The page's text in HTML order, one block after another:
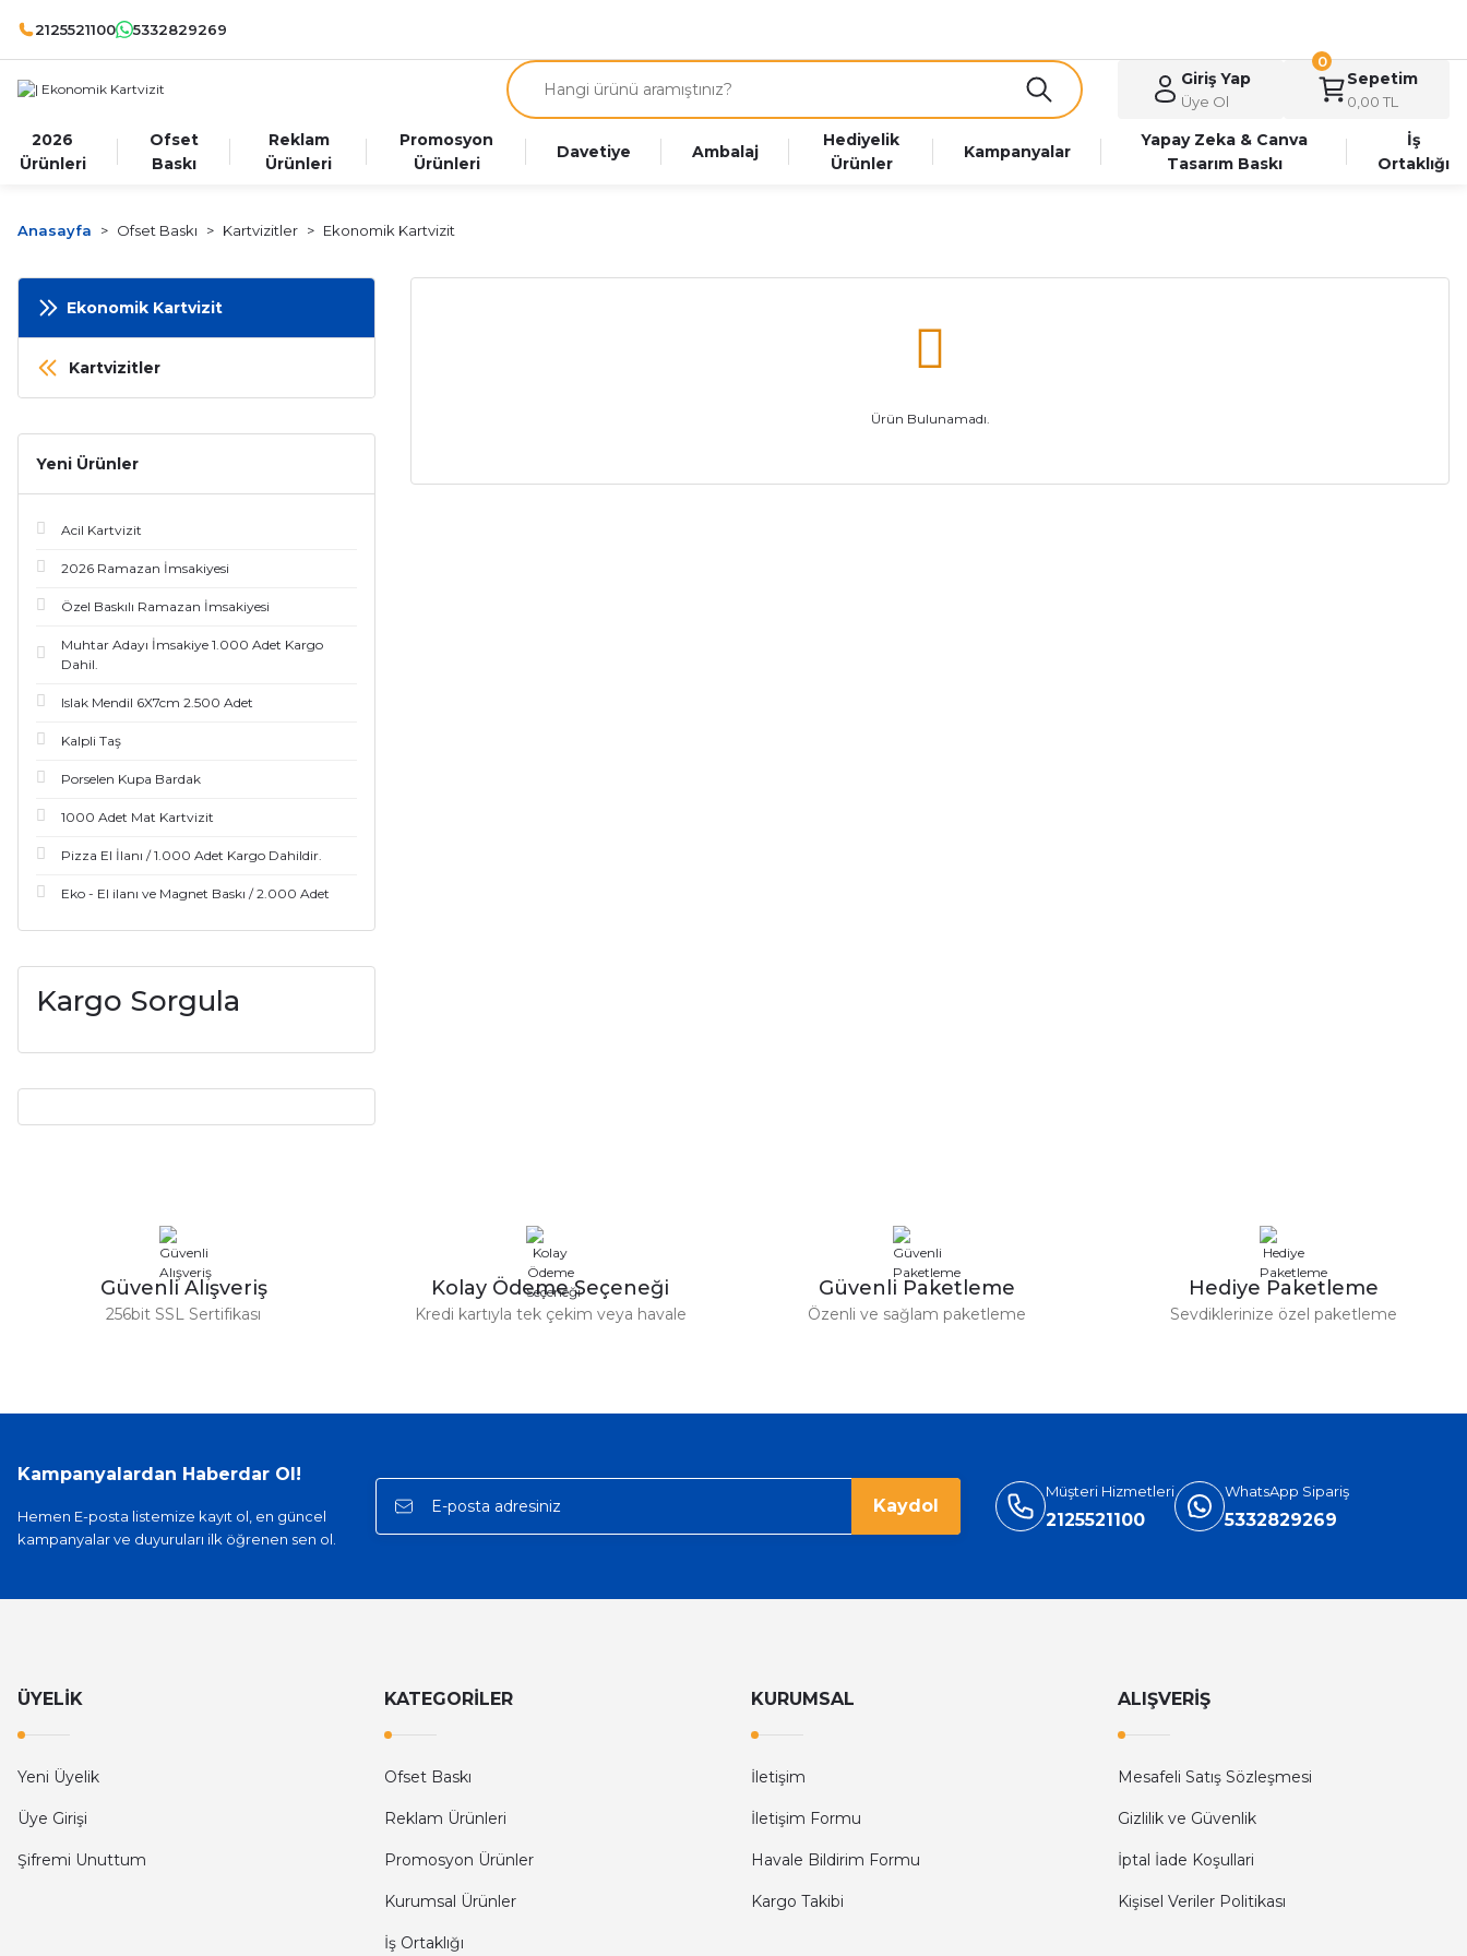
2125521100 5332829269
Giriş Yap
Üye Ol
Sepetim
0,00 TL
0
2026
Ürünleri
Ofset
Baskı
Reklam
Ürünleri
Promosyon
Ürünleri
Davetiye Ambalaj
Hediyelik
Ürünler
Kampanyalar
Yapay Zeka & Canva
Tasarım Baskı
İş
Ortaklığı
Anasayfa Ofset Baskı Kartvizitler Ekonomik Kartvizit
Ekonomik Kartvizit
Kartvizitler
Yeni Ürünler
Acil Kartvizit
2026 Ramazan İmsakiyesi
Özel Baskılı Ramazan İmsakiyesi
Muhtar Adayı İmsakiye 1.000 Adet Kargo
Dahil.
Islak Mendil 6X7cm 2.500 Adet
Kalpli Taş
Porselen Kupa Bardak
1000 Adet Mat Kartvizit
Pizza El İlanı / 1.000 Adet Kargo Dahildir.
Eko - El ilanı ve Magnet Baskı / 2.000 Adet
Kargo Sorgula
Ürün Bulunamadı.
Güvenli Alışveriş
256bit SSL Sertifikası
Kolay Ödeme Seçeneği
Kredi kartıyla tek çekim veya havale
Güvenli Paketleme
Özenli ve sağlam paketleme
Hediye Paketleme
Sevdiklerinize özel paketleme
Kampanyalardan Haberdar Ol!
Hemen E-posta listemize kayıt ol, en güncel
kampanyalar ve duyuruları ilk öğrenen sen ol.
Kaydol
Müşteri Hizmetleri
2125521100
WhatsApp Sipariş
5332829269
ÜYELİK
Yeni Üyelik
Üye Girişi
Şifremi Unuttum
KATEGORİLER
Ofset Baskı
Reklam Ürünleri
Promosyon Ürünler
Kurumsal Ürünler
İş Ortaklığı
KURUMSAL
İletişim
İletişim Formu
Havale Bildirim Formu
Kargo Takibi
ALIŞVERİŞ
Mesafeli Satış Sözleşmesi
Gizlilik ve Güvenlik
İptal İade Koşullari
Kişisel Veriler Politikası